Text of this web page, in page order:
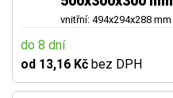
vnitřní: 494x294x288 mm
do 8 dní
od 13,16 Kč bez DPH